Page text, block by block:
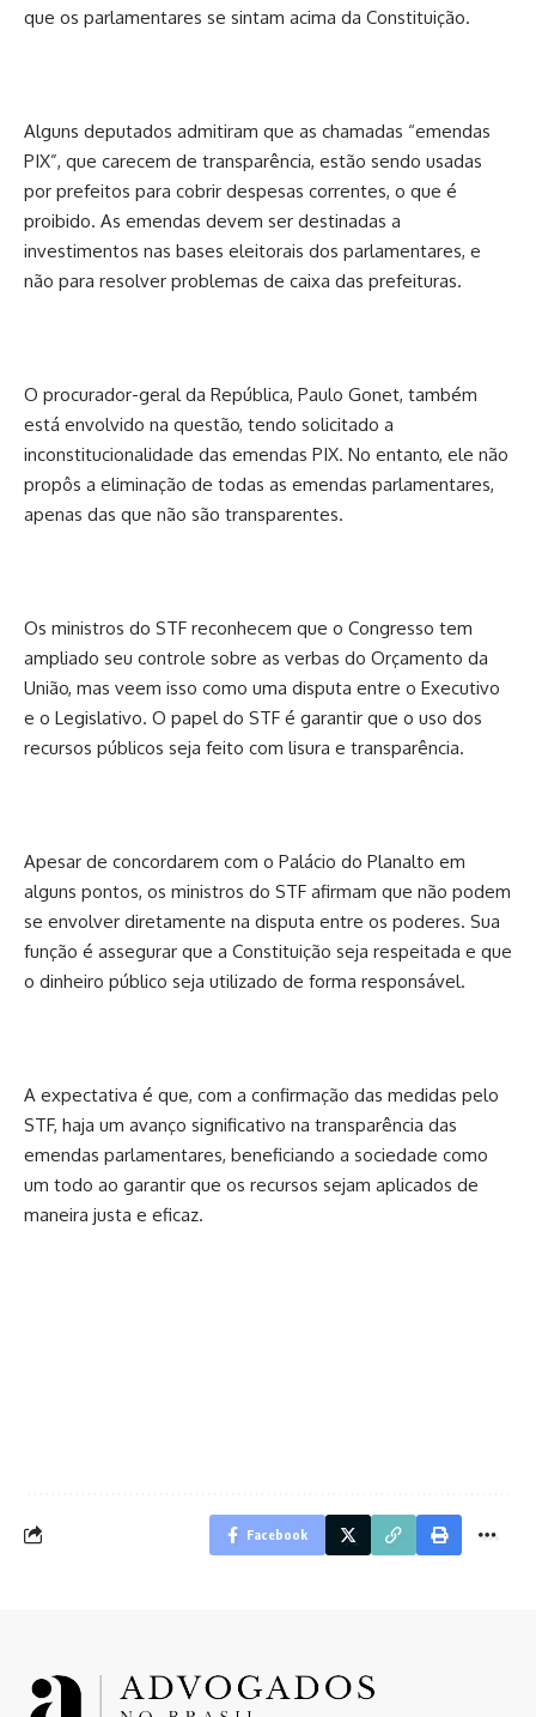
que os parlamentares se sintam acima da Constituição.
Alguns deputados admitiram que as chamadas “emendas
PIX”, que carecem de transparência, estão sendo usadas
por prefeitos para cobrir despesas correntes, o que é
proibido. As emendas devem ser destinadas a
investimentos nas bases eleitorais dos parlamentares, e
não para resolver problemas de caixa das prefeituras.
O procurador-geral da República, Paulo Gonet, também
está envolvido na questão, tendo solicitado a
inconstitucionalidade das emendas PIX. No entanto, ele não
propôs a eliminação de todas as emendas parlamentares,
apenas das que não são transparentes.
Os ministros do STF reconhecem que o Congresso tem
ampliado seu controle sobre as verbas do Orçamento da
União, mas veem isso como uma disputa entre o Executivo
e o Legislativo. O papel do STF é garantir que o uso dos
recursos públicos seja feito com lisura e transparência.
Apesar de concordarem com o Palácio do Planalto em
alguns pontos, os ministros do STF afirmam que não podem
se envolver diretamente na disputa entre os poderes. Sua
função é assegurar que a Constituição seja respeitada e que
o dinheiro público seja utilizado de forma responsável.
A expectativa é que, com a confirmação das medidas pelo
STF, haja um avanço significativo na transparência das
emendas parlamentares, beneficiando a sociedade como
um todo ao garantir que os recursos sejam aplicados de
maneira justa e eficaz.
Facebook